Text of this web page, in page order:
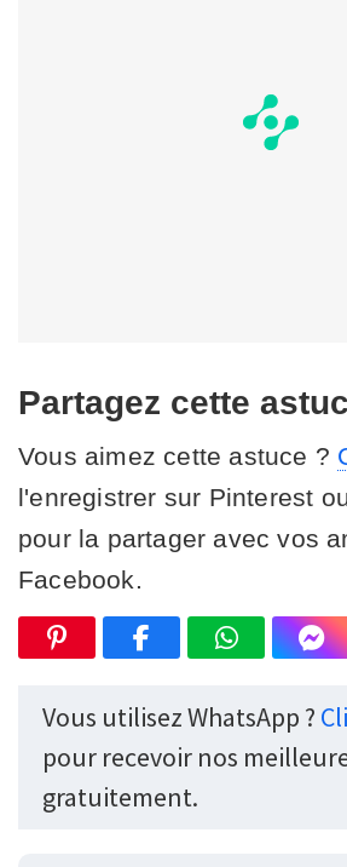
Partagez cette
Vous aimez cette astuce ?
l'enregistrer sur Pinterest
pour la partager avec vos
Facebook.
Vous utilisez WhatsApp ?
pour recevoir nos
gratuitement.